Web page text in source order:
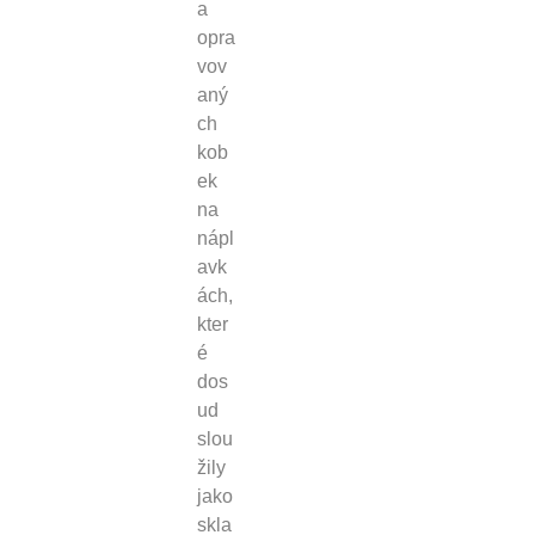
a
opra
vov
aný
ch
kob
ek
na
nápl
avk
ách,
kter
é
dos
ud
slou
žily
jako
skla